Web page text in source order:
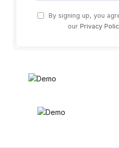
By signing up, you
our Privacy